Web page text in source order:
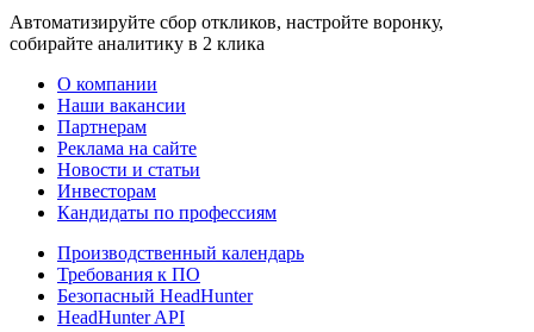
Автоматизируйте сбор откликов, настройте воронку,
собирайте аналитику в 2 клика
О компании
Наши вакансии
Партнерам
Реклама на сайте
Новости и статьи
Инвесторам
Кандидаты по профессиям
Производственный календарь
Требования к ПО
Безопасный HeadHunter
HeadHunter API